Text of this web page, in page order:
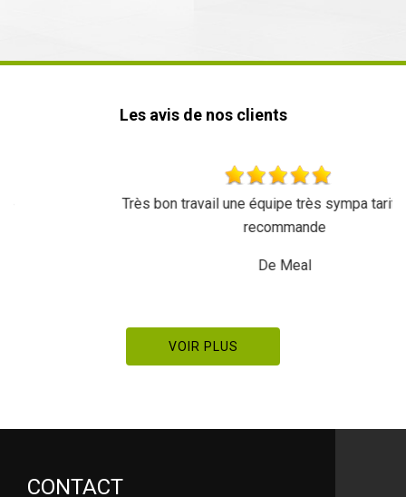
Les avis de nos clients
Très bon travail une équipe très sympa tarif réglo je
recommande
VOIR PLUS
CONTACT